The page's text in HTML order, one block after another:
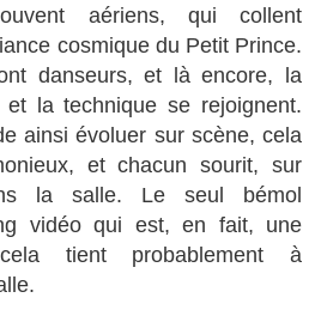
aériens, qui collent
cosmique du Petit Prince.
danseurs, et là encore, la
et la technique se rejoignent.
ainsi évoluer sur scène, cela
et chacun sourit, sur
la salle. Le seul bémol
vidéo qui est, en fait, une
tient probablement à